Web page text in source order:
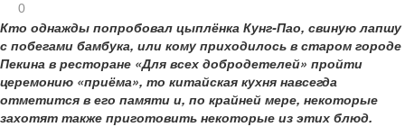
0
Кто однажды попробовал цыплёнка Кунг-Пао, свиную лапшу
с побегами бамбука, или кому приходилось в старом городе
Пекина в ресторане «Для всех добродетелей» пройти
церемонию «приёма», то китайская кухня навсегда
отметится в его памяти и, по крайней мере, некоторые
захотят также приготовить некоторые из этих блюд.